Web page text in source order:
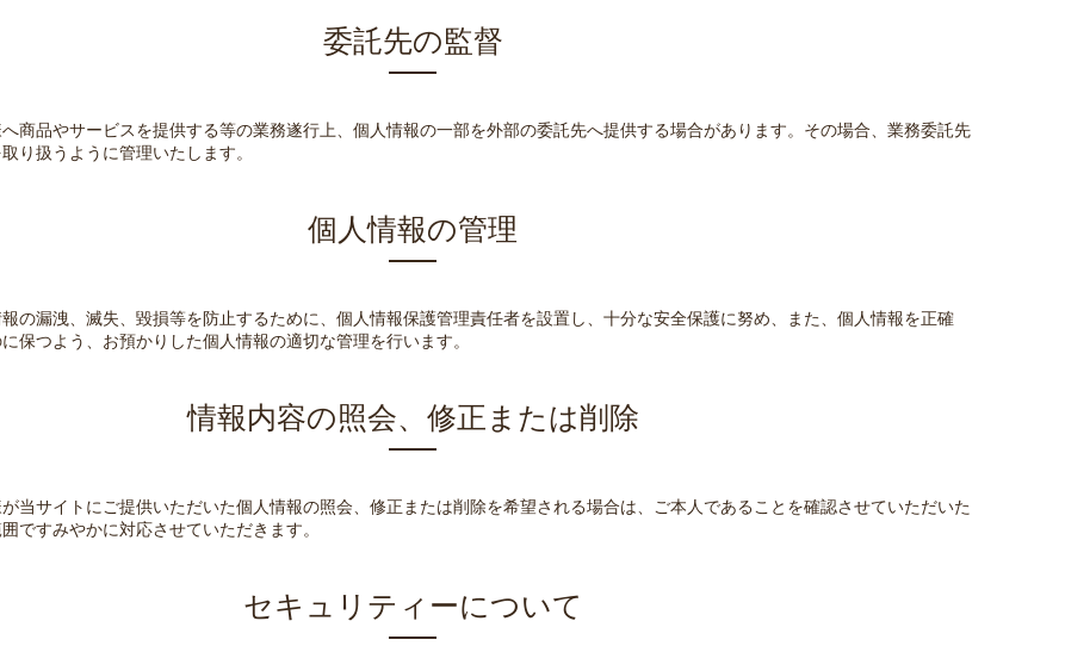
委託先の監督
商品やサービスを提供する等の業務遂行上、個人情報の一部を外部の委託先へ提供する場合があります。その場合、業務委託先
り扱うように管理いたします。
個人情報の管理
の漏洩、滅失、毀損等を防止するために、個人情報保護管理責任者を設置し、十分な安全保護に努め、また、個人情報を正確
保つよう、お預かりした個人情報の適切な管理を行います。
情報内容の照会、修正または削除
当サイトにご提供いただいた個人情報の照会、修正または削除を希望される場合は、ご本人であることを確認させていただいた
ですみやかに対応させていただきます。
セキュリティーについて